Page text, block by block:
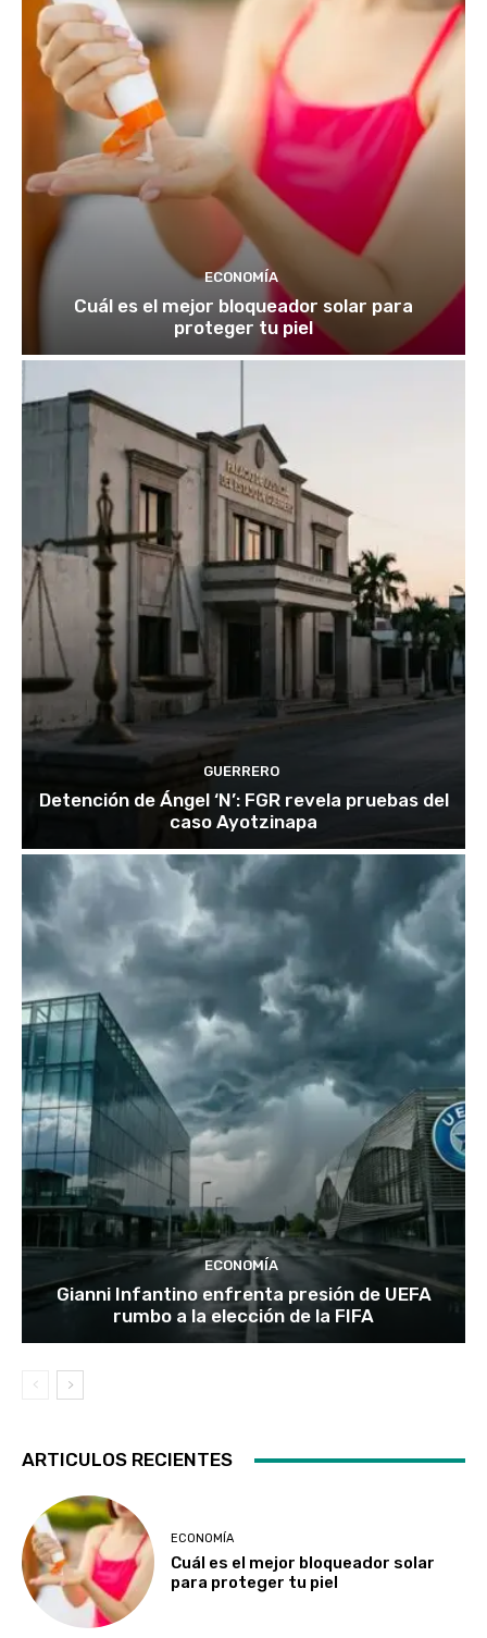
ECONOMÍA
Cuál es el mejor bloqueador solar para
proteger tu piel
GUERRERO
Detención de Ángel ‘N’: FGR revela pruebas del
caso Ayotzinapa
ECONOMÍA
Gianni Infantino enfrenta presión de UEFA
rumbo a la elección de la FIFA
ARTICULOS RECIENTES
ECONOMÍA
Cuál es el mejor bloqueador solar
para proteger tu piel